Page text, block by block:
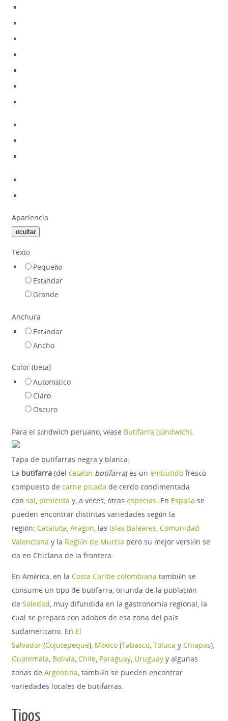
Apariencia
ocultar
Texto
Pequeño
Estándar
Grande
Anchura
Estándar
Ancho
Color (beta)
Automático
Claro
Oscuro
Para el sándwich peruano, véase Butifarra (sándwich).
Tapa de butifarras negra y blanca.
La butifarra(del catalán botifarra) es un embutidofresco
compuesto de carne picada de cerdo condimentada
con sal pimienta y, a veces, otras especias . En España se
pueden encontrar distintas variedades según la
región: Cataluña Aragón , las Islas Baleares Comunidad
Valenciana y la Región de Murcia pero su mejor versión se
da en Chiclana de la frontera.
En América, en la Costa Caribe colombiana también se
consume un tipo de butifarra, oriunda de la población
de Soledad, muy difundida en la gastronomía regional, la
cual se prepara con adobos de esa zona del país
sudamericano. En El
Salvador(Cojutepeque), México(Tabasco, Toluca y Chiapas),
Guatemala, Bolivia, Chile, Paraguay, Uruguayy algunas
zonas de Argentina, también se pueden encontrar
variedades locales de butifarras.
Tipos